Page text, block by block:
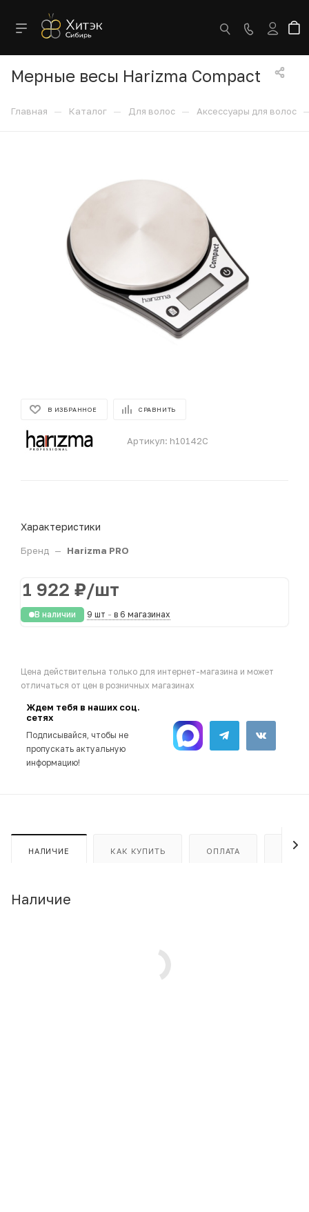
Мерные весы Harizma Compact
Главная — Каталог — Для волос — Аксессуары для волос
В ИЗБРАННОЕ СРАВНИТЬ
Артикул: h10142C
Характеристики
Бренд — Harizma PRO
1 922 ₽/шт
В наличии 9 шт - в 6 магазинах
Цена действительна только для интернет-магазина и может
отличаться от цен в розничных магазинах
Ждем тебя в наших соц.
сетях
Подписывайся, чтобы не
пропускать актуальную
информацию!
НАЛИЧИЕ КАК КУПИТЬ ОПЛАТА
Наличие